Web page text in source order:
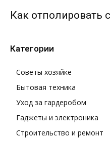
Как отполировать
Категории
Советы хозяйке
Бытовая техника
Уход за гардеробом
Гаджеты и электроника
Строительство и ремонт